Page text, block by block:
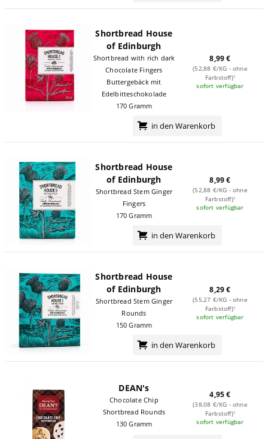
Shortbread House
of Edinburgh
Shortbread with rich dark
Chocolate Fingers
Buttergebäck mit
Edelbitteschokolade
170 Gramm
8,99 €
(52,88 €/KG - ohne
Farbstoff)¹
sofort verfügbar
in den Warenkorb
Shortbread House
of Edinburgh
Shortbread Stem Ginger
Fingers
170 Gramm
8,99 €
(52,88 €/KG - ohne
Farbstoff)¹
sofort verfügbar
in den Warenkorb
Shortbread House
of Edinburgh
Shortbread Stem Ginger
Rounds
150 Gramm
8,29 €
(55,27 €/KG - ohne
Farbstoff)¹
sofort verfügbar
in den Warenkorb
DEAN's
Chocolate Chip
Shortbread Rounds
130 Gramm
4,95 €
(38,08 €/KG - ohne
Farbstoff)¹
sofort verfügbar